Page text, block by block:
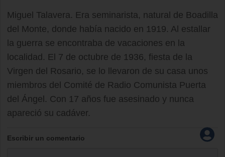
Miguel Talavera. Era seminarista, natural de Boadilla
del Monte, donde había nacido en 1919. Al estallar
la guerra se encontraba de vacaciones en la
localidad. El 7 de octubre de 1936, fiesta de la
Virgen del Rosario, se lo llevaron de su casa unos
miembros del Comité de Radio Comunista Puerta
del Ángel. Con 17 años fue asesinado y nunca
apareció su cadáver.
Escribir un comentario